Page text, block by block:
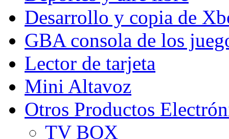
Desarrollo y copia de
GBA consola de los
Lector de tarjeta
Mini Altavoz
Otros Productos
TV BOX